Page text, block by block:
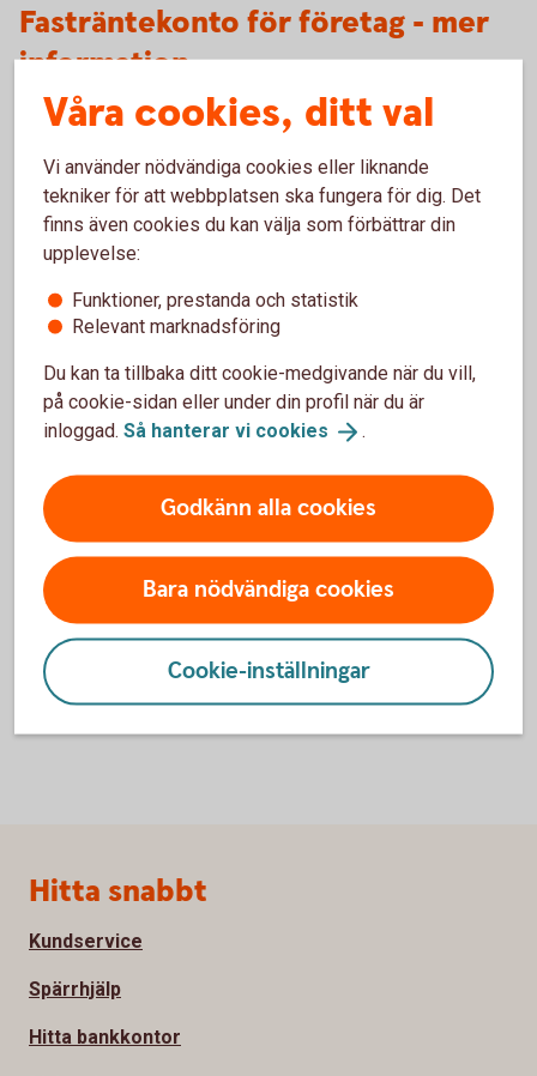
Fasträntekonto för företag - mer
information
Så här fungerar fasträntekonto
Pris
Mer information
PlaceringskontoFöretag
För att se detta innehåll behöver du först
och statistik.
Inställningar för cookies
Våra cookies, ditt val
Vi använder nödvändiga cookies eller liknande
tekniker för att webbplatsen ska fungera för dig. Det
finns även cookies du kan välja som förbättrar din
upplevelse:
Funktioner, prestanda och statistik
Relevant marknadsföring
Du kan ta tillbaka ditt cookie-medgivande när du vill,
på cookie-sidan eller under din profil när du är
inloggad. Så hanterar vi cookies .
Godkänn alla cookies
Bara nödvändiga cookies
Cookie-inställningar
Sidfot
Hitta snabbt
Kundservice
Spärrhjälp
Hitta bankkontor